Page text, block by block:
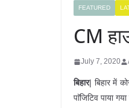
FEATURED
CM
July 7, 2020
बिहार| बिहार में
पाॅजिटिव पाया